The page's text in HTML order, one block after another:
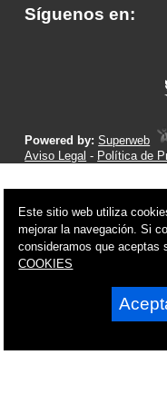
Síguenos en:
Powered by:Superweb
Aviso Legal - Política de
Este sitio web utiliza
mejorar la navegación. Si
consideramos que aceptas
COOKIES